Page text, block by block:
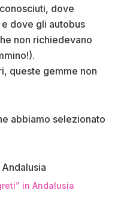
dove
dove gli autobus
non richiedevano
queste gemme non
abbiamo selezionato
in Andalusia